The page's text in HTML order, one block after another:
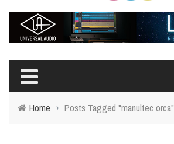
Home › Posts Tagged "manultec orca"